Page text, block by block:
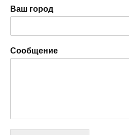
Ваш город
Сообщение